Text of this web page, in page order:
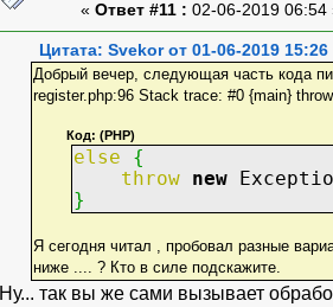
« Ответ #11 : 02-06-2019
Цитата: Svekor от 01-06-2019 15:26
Добрый вечер, следующая часть кода
register.php:96 Stack trace: #0 {main}
Код: (PHP)
else
{
throw new
}
Я сегодня читал , пробовал разные
ниже .... ? Кто в силе подскажите.
Ну... так вы же сами вызывает